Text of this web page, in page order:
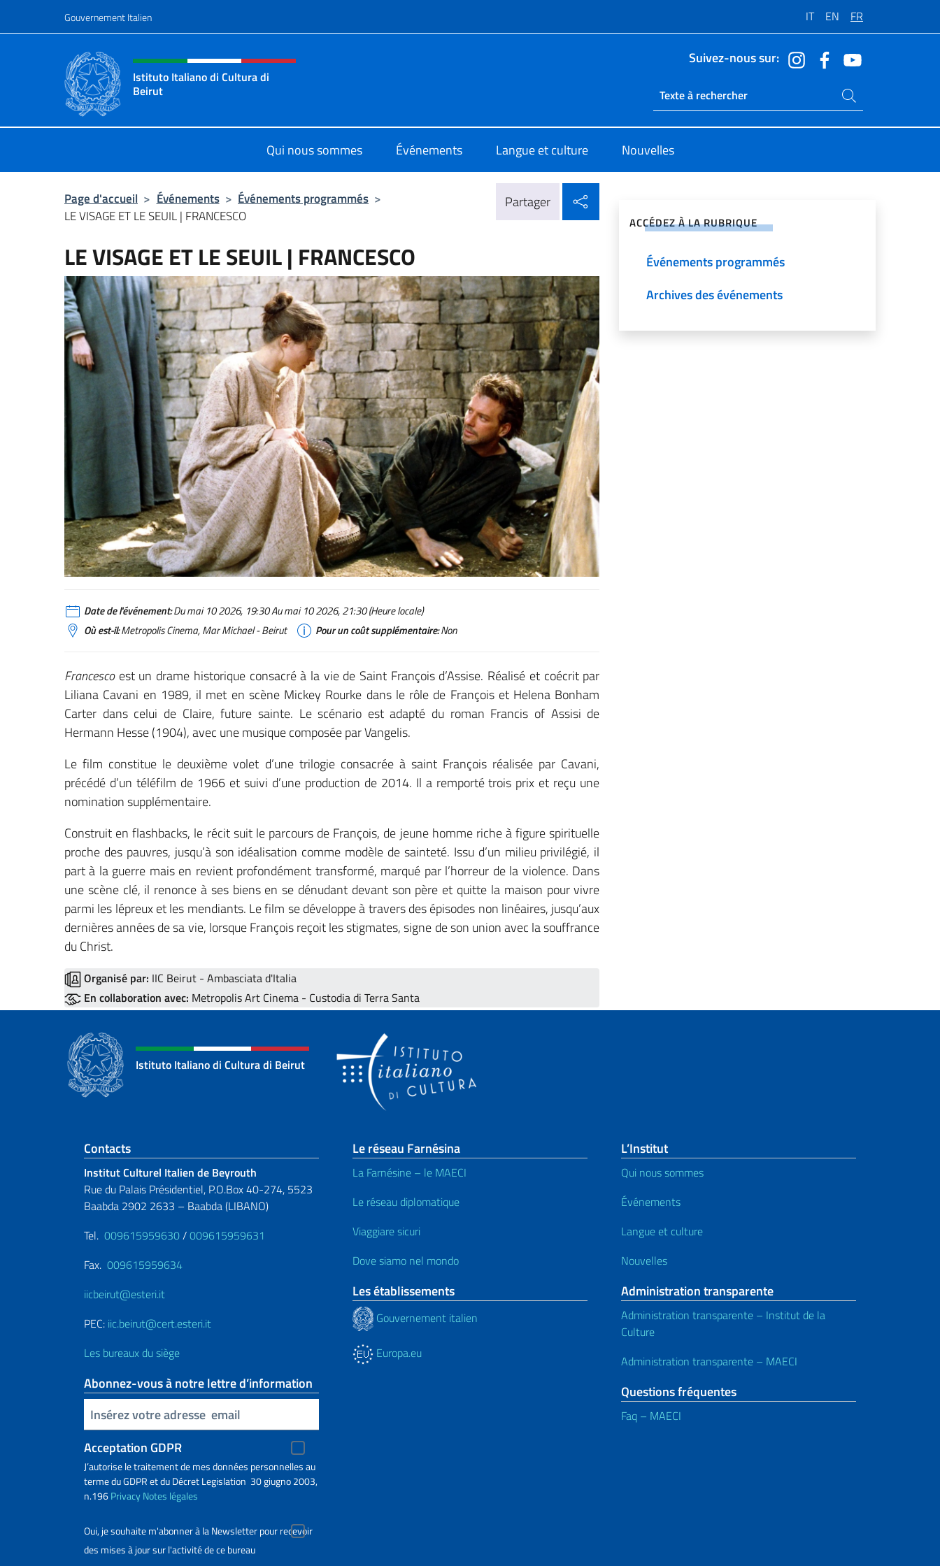
Gouvernement Italien IT EN FR
Site Web, social et en-tête de menu
Istituto Italiano di Cultura di
Beirut
Suivez-nous sur:
Ricerca sito live
Rechercher dans le site
Qui nous sommes Événements Langue et culture Nouvelles
Page d'accueil > Événements > Événements programmés >
LE VISAGE ET LE SEUIL | FRANCESCO
Partager
LE VISAGE ET LE SEUIL | FRANCESCO
Date de l'événement:Du mai 10 2026, 19:30 Au mai 10 2026, 21:30 (Heure locale)
Où est-il:Metropolis Cinema, Mar Michael - Beirut Pour un coût supplémentaire:Non
Francescoest un drame historique consacré à la vie de Saint François d’Assise. Réalisé et coécrit par
Liliana Cavani en 1989, il met en scène Mickey Rourke dans le rôle de François et Helena Bonham
Carter dans celui de Claire, future sainte. Le scénario est adapté du roman Francis of Assisi de
Hermann Hesse (1904), avec une musique composée par Vangelis.
Le film constitue le deuxième volet d’une trilogie consacrée à saint François réalisée par Cavani,
précédé d’un téléfilm de 1966 et suivi d’une production de 2014. Il a remporté trois prix et reçu une
nomination supplémentaire.
Construit en flashbacks, le récit suit le parcours de François, de jeune homme riche à figure spirituelle
proche des pauvres, jusqu’à son idéalisation comme modèle de sainteté. Issu d’un milieu privilégié, il
part à la guerre mais en revient profondément transformé, marqué par l’horreur de la violence. Dans
une scène clé, il renonce à ses biens en se dénudant devant son père et quitte la maison pour vivre
parmi les lépreux et les mendiants. Le film se développe à travers des épisodes non linéaires, jusqu’aux
dernières années de sa vie, lorsque François reçoit les stigmates, signe de son union avec la souffrance
du Christ.
Organisé par: IIC Beirut - Ambasciata d'Italia
En collaboration avec: Metropolis Art Cinema - Custodia di Terra Santa
ACCÉDEZ À LA RUBRIQUE
Événements programmés
Archives des événements
Istituto Italiano di Cultura di Beirut
Section de pied de page
Contacts
Institut Culturel Italien de Beyrouth
Rue du Palais Présidentiel, P.O.Box 40-274, 5523
Baabda 2902 2633 – Baabda (LIBANO)
Tel. 009615959630/009615959631
Fax. 009615959634
iicbeirut@esteri.it
PEC: iic.beirut@cert.esteri.it
Les bureaux du siège
Abonnez-vous à notre lettre d’information
Insert your email
Acceptation GDPR
J’autorise le traitement de mes données personnelles au
terme du GDPR et du Décret Legislation 30 giugno 2003,
n.196PrivacyNotes légales
Oui, je souhaite m'abonner à la Newsletter pour recevoir
des mises à jour sur l'activité de ce bureau
Le réseau Farnésina
La Farnésine – le MAECI
Le réseau diplomatique
Viaggiare sicuri
Dove siamo nel mondo
Les établissements
Gouvernement italien
Europa.eu
L’Institut
Qui nous sommes
Événements
Langue et culture
Nouvelles
Administration transparente
Administration transparente – Institut de la
Culture
Administration transparente – MAECI
Questions fréquentes
Faq – MAECI